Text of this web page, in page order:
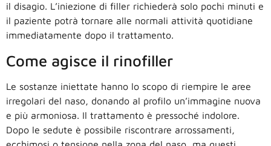
il disagio. L’iniezione di filler richiederà solo pochi minuti e
il paziente potrà tornare alle normali attività quotidiane
immediatamente dopo il trattamento.
Come agisce il rinofiller
Le sostanze iniettate hanno lo scopo di riempire le aree
irregolari del naso, donando al profilo un’immagine nuova
e più armoniosa. Il trattamento è pressoché indolore.
Dopo le sedute è possibile riscontrare arrossamenti,